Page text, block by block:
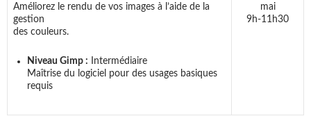
Améliorez le rendu de vos images à l’aide de la
gestion
des couleurs.
Niveau Gimp : Intermédiaire
Maîtrise du logiciel pour des usages basiques
requis
mai
9h-11h30